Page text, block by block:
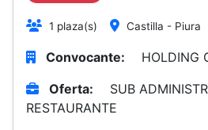
1 plaza(s) Castilla - Piura
Convocante:
HOLDING
Oferta:
SUB
RESTAURANTE